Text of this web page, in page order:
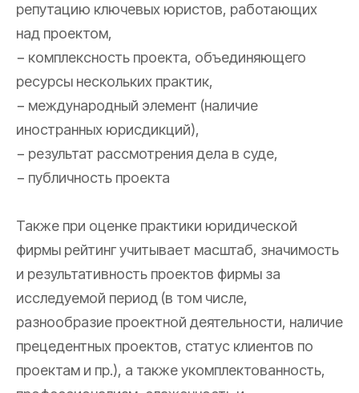
репутацию ключевых юристов, работающих
над проектом,
− комплексность проекта, объединяющего
ресурсы нескольких практик,
− международный элемент (наличие
иностранных юрисдикций),
− результат рассмотрения дела в суде,
− публичность проекта
Также при оценке практики юридической
фирмы рейтинг учитывает масштаб, значимость
и результативность проектов фирмы за
исследуемой период (в том числе,
разнообразие проектной деятельности, наличие
прецедентных проектов, статус клиентов по
проектам и пр.), а также укомплектованность,